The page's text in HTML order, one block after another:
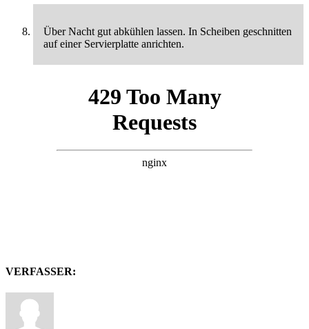
Über Nacht gut abkühlen lassen. In Scheiben geschnitten
auf einer Servierplatte anrichten.
VERFASSER: